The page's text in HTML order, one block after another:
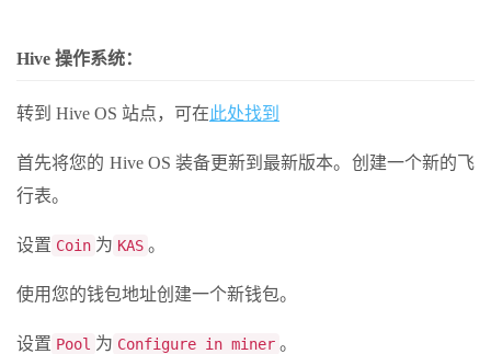
Hive 操作系统：
转到 Hive OS 站点，可在此处找到
首先将您的 Hive OS 装备更新到最新版本。创建一个新的飞
行表。
设置 Coin 为 KAS 。
使用您的钱包地址创建一个新钱包。
设置 Pool 为 Configure in miner 。